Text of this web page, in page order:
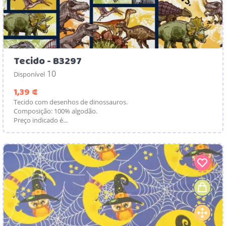
Tecido - B3297
Disponível 10
1,39 €
Tecido com desenhos de dinossauros.
Composição: 100% algodão.
Preço indicado é...